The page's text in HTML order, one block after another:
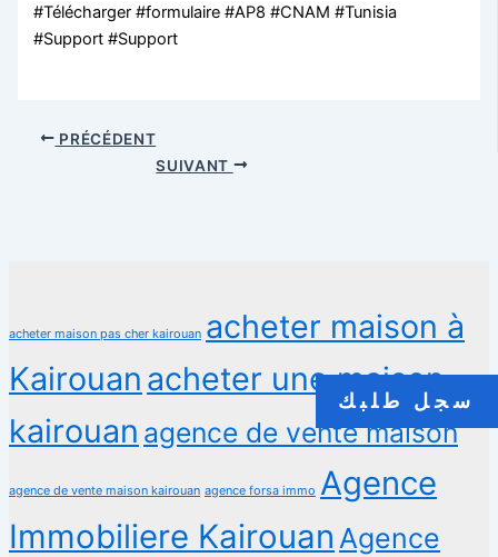
سجل طلبك
#Télécharger #formulaire #AP8 #CNAM #Tunisia
#Support #Support
PRÉCÉDENT
SUIVANT
acheter maison pas cher kairouan acheter maison à
Kairouan acheter une maison
kairouan agence de vente maison
agence de vente maison kairouan agence forsa immo Agence
Immobiliere Kairouan Agence